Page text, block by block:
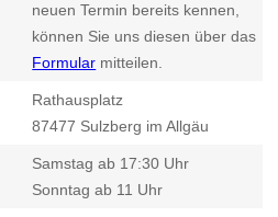
neuen Termin bereits kennen,
können Sie uns diesen über das
Formular mitteilen.
Rathausplatz
87477 Sulzberg im Allgäu
Samstag ab 17:30 Uhr
Sonntag ab 11 Uhr